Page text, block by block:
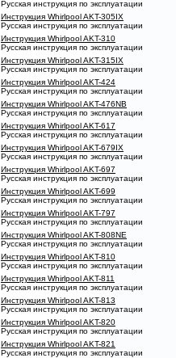
Русская инструкция по эксплуатации
Инструкция Whirlpool AKT-305IX
Русская инструкция по эксплуатации
Инструкция Whirlpool AKT-310
Русская инструкция по эксплуатации
Инструкция Whirlpool AKT-315IX
Русская инструкция по эксплуатации
Инструкция Whirlpool AKT-424
Русская инструкция по эксплуатации
Инструкция Whirlpool AKT-476NB
Русская инструкция по эксплуатации
Инструкция Whirlpool AKT-617
Русская инструкция по эксплуатации
Инструкция Whirlpool AKT-679IX
Русская инструкция по эксплуатации
Инструкция Whirlpool AKT-697
Русская инструкция по эксплуатации
Инструкция Whirlpool AKT-699
Русская инструкция по эксплуатации
Инструкция Whirlpool AKT-797
Русская инструкция по эксплуатации
Инструкция Whirlpool AKT-808NE
Русская инструкция по эксплуатации
Инструкция Whirlpool AKT-810
Русская инструкция по эксплуатации
Инструкция Whirlpool AKT-811
Русская инструкция по эксплуатации
Инструкция Whirlpool AKT-813
Русская инструкция по эксплуатации
Инструкция Whirlpool AKT-820
Русская инструкция по эксплуатации
Инструкция Whirlpool AKT-821
Русская инструкция по эксплуатации